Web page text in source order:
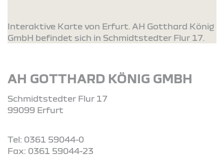
Interaktive Karte von Erfurt. AH Gotthard König
GmbH befindet sich in Schmidtstedter Flur 17.
AH GOTTHARD KÖNIG GMBH
Schmidtstedter Flur 17
99099 Erfurt
Tel: 0361 59044-0
Fax: 0361 59044-23